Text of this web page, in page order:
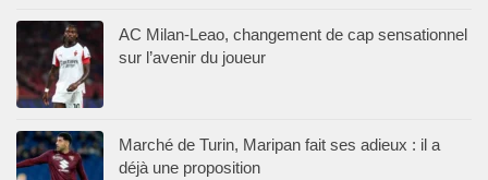
AC Milan-Leao, changement de cap sensationnel
sur l’avenir du joueur
Marché de Turin, Maripan fait ses adieux : il a
déjà une proposition